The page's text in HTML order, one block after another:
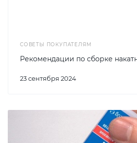
СОВЕТЫ ПОКУПАТЕЛЯМ
23 сентября 2024
Рекомендации по сборке